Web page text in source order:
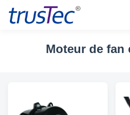
Moteur de fan